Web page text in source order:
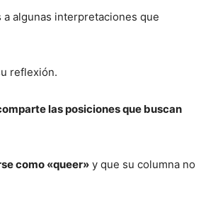
algunas interpretaciones que
reflexión.
las posiciones que buscan
como «queer» y que su columna no